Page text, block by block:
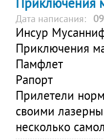
Приключения
Дата написания:
Инсур
Приключения
Памфлет
Рапорт
Прилетели
своими
несколько